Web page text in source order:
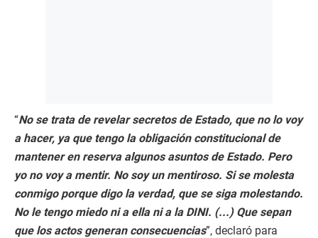
“No se trata de revelar secretos de Estado, que no lo voy
a hacer, ya que tengo la obligación constitucional de
mantener en reserva algunos asuntos de Estado. Pero
yo no voy a mentir. No soy un mentiroso. Si se molesta
conmigo porque digo la verdad, que se siga molestando.
No le tengo miedo ni a ella ni a la DINI. (...) Que sepan
que los actos generan consecuencias”, declaró para